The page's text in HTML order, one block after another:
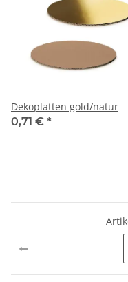
Dekoplatten gold/natur
0,71 € *